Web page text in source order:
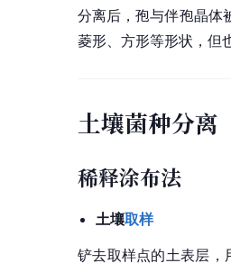
分离后，孢与伴孢晶体
菱形、方形等形状，但
土壤菌种分离
稀释涂布法
土壤取样
铲去取样点的土表层